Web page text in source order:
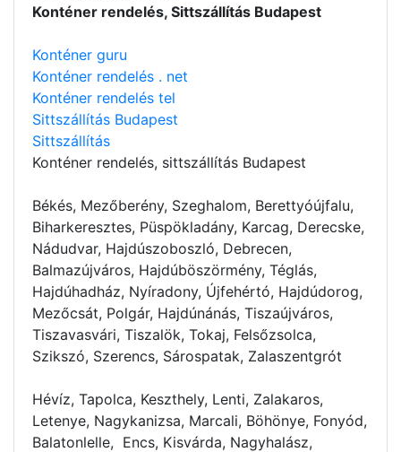
Konténer rendelés, Sittszállítás Budapest
Konténer guru
Konténer rendelés . net
Konténer rendelés tel
Sittszállítás Budapest
Sittszállítás
Konténer rendelés, sittszállítás Budapest
Békés, Mezőberény, Szeghalom, Berettyóújfalu,
Biharkeresztes, Püspökladány, Karcag, Derecske,
Nádudvar, Hajdúszoboszló, Debrecen,
Balmazújváros, Hajdúböszörmény, Téglás,
Hajdúhadház, Nyíradony, Újfehértó, Hajdúdorog,
Mezőcsát, Polgár, Hajdúnánás, Tiszaújváros,
Tiszavasvári, Tiszalök, Tokaj, Felsőzsolca,
Szikszó, Szerencs, Sárospatak, Zalaszentgrót
Hévíz, Tapolca, Keszthely, Lenti, Zalakaros,
Letenye, Nagykanizsa, Marcali, Böhönye, Fonyód,
Balatonlelle, Encs, Kisvárda, Nagyhalász,